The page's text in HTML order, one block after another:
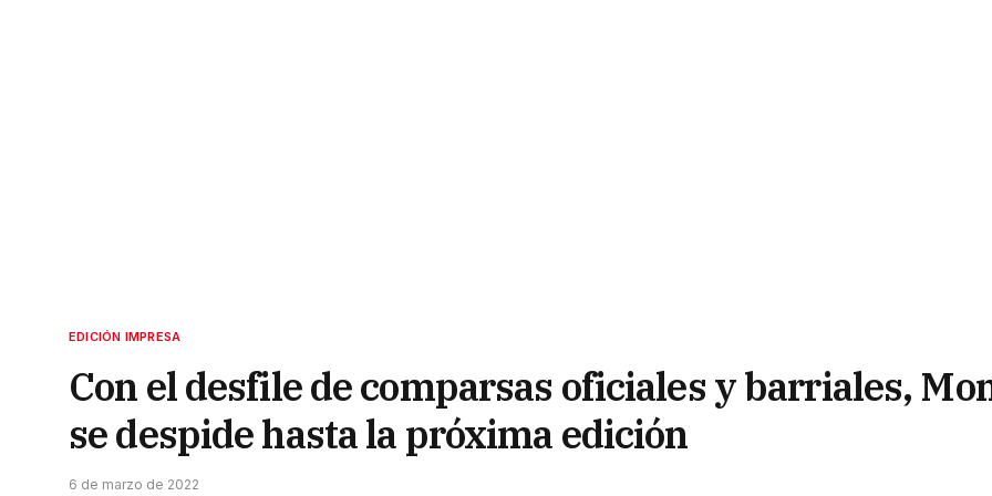
EDICIÓN IMPRESA
Con el desfile de comparsas oficiales y barriales,
se despide hasta la próxima edición
6 de marzo de 2022